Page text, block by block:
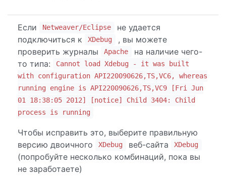
Если Netweaver/Eclipse
не удается
подключиться к
XDebug
, вы можете
проверить журналы
Apache
на наличие чего-
то типа:
Cannot load Xdebug - it was built
with configuration API220090626,TS,VC6, whereas
running engine is API220090626,TS,VC9 [Fri Jun
01 18:38:05 2012] [notice] Child 3404: Child
process is running
Чтобы исправить это, выберите правильную
версию двоичного
XDebug веб-сайта XDebug
(попробуйте несколько комбинаций, пока вы
не заработаете)